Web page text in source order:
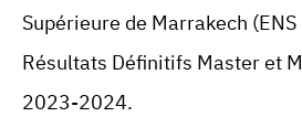
Supérieure de Marrakech (ENS
Résultats Définitifs Master et
2023-2024.